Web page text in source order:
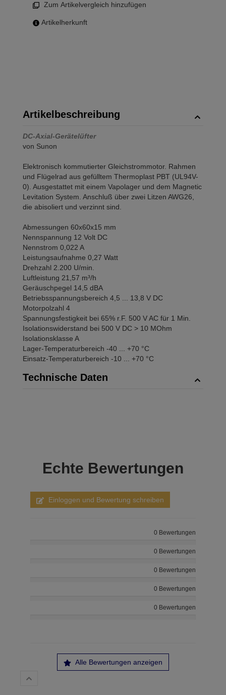
Zum Artikelvergleich hinzufügen
Artikelherkunft
Artikelbeschreibung
DC-Axial-Gerätelüfter
von Sunon
Elektronisch kommutierter Gleichstrommotor. Rahmen
und Flügelrad aus gefülltem Thermoplast PBT (UL94V-
0). Ausgestattet mit einem Vapolager und dem Magnetic
Levitation System. Anschluß über zwei Litzen AWG26,
die abisoliert und verzinnt sind.
Abmessungen 60x60x15 mm
Nennspannung 12 Volt DC
Nennstrom 0,022 A
Leistungsaufnahme 0,27 Watt
Drehzahl 2.200 U/min.
Luftleistung 21,57 m³/h
Geräuschpegel 14,5 dBA
Betriebsspannungsbereich 4,5 ... 13,8 V DC
Motorpolzahl 4
Spannungsfestigkeit bei 65% r.F. 500 V AC für 1 Min.
Isolationswiderstand bei 500 V DC > 10 MOhm
Isolationsklasse A
Lager-Temperaturbereich -40 ... +70 °C
Einsatz-Temperaturbereich -10 ... +70 °C
Technische Daten
Echte Bewertungen
Einloggen und Bewertung schreiben
0 Bewertungen
0 Bewertungen
0 Bewertungen
0 Bewertungen
0 Bewertungen
Alle Bewertungen anzeigen